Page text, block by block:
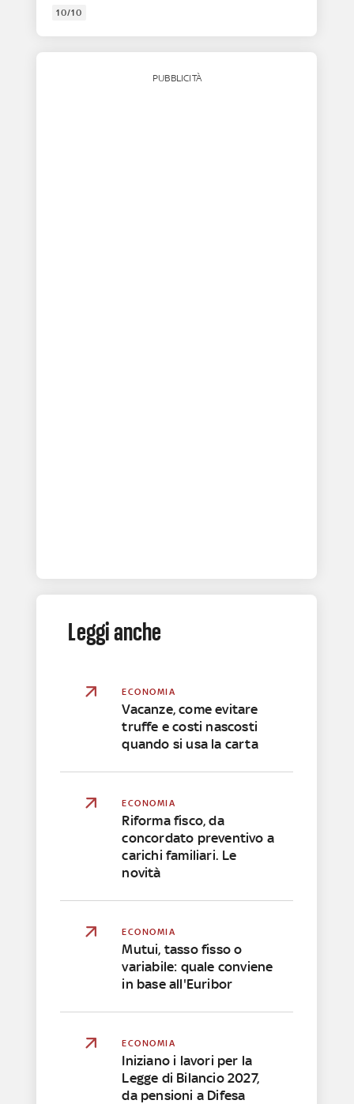
10/10
PUBBLICITÀ
Leggi anche
ECONOMIA
Vacanze, come evitare
truffe e costi nascosti
quando si usa la carta
ECONOMIA
Riforma fisco, da
concordato preventivo a
carichi familiari. Le
novità
ECONOMIA
Mutui, tasso fisso o
variabile: quale conviene
in base all'Euribor
ECONOMIA
Iniziano i lavori per la
Legge di Bilancio 2027,
da pensioni a Difesa